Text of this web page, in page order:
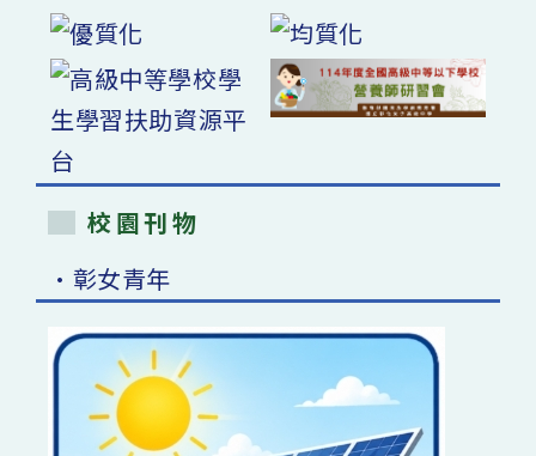
校園刊物
•彰女青年